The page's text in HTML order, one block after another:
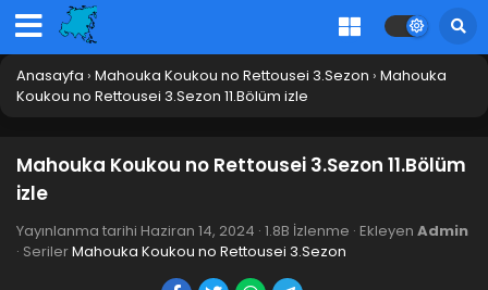
Anasayfa › Mahouka Koukou no Rettousei 3.Sezon › Mahouka
Koukou no Rettousei 3.Sezon 11.Bölüm izle
Mahouka Koukou no Rettousei 3.Sezon 11.Bölüm
izle
Yayınlanma tarihi Haziran 14, 2024 · 1.8B İzlenme · Ekleyen Admin
· SerilerMahouka Koukou no Rettousei 3.Sezon